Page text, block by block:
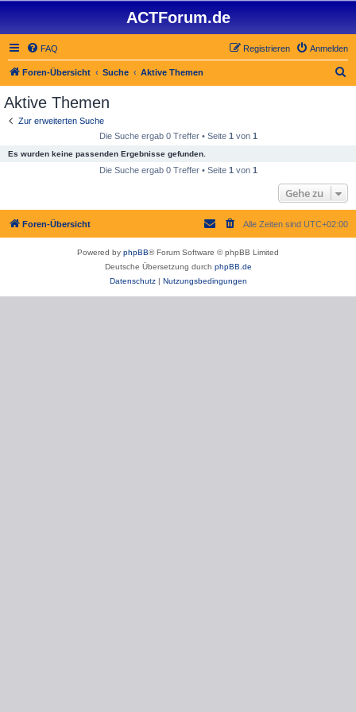
ACTForum.de
FAQ Anmelden
Registrieren
Foren-Übersicht Suche Aktive Themen
Aktive Themen
Zur erweiterten Suche
Die Suche ergab 0 Treffer • Seite 1 von 1
Es wurden keine passenden Ergebnisse gefunden.
Die Suche ergab 0 Treffer • Seite 1 von 1
Gehe zu
Foren-Übersicht Alle Zeiten sind UTC+02:00
Powered by phpBB® Forum Software © phpBB Limited
Deutsche Übersetzung durch phpBB.de
Datenschutz| Nutzungsbedingungen